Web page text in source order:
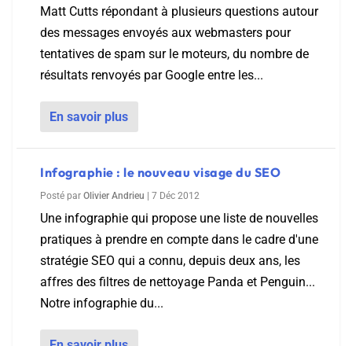
Matt Cutts répondant à plusieurs questions autour
des messages envoyés aux webmasters pour
tentatives de spam sur le moteurs, du nombre de
résultats renvoyés par Google entre les...
En savoir plus
Infographie : le nouveau visage du SEO
Posté par Olivier Andrieu 7 Déc 2012
Une infographie qui propose une liste de nouvelles
pratiques à prendre en compte dans le cadre d'une
stratégie SEO qui a connu, depuis deux ans, les
affres des filtres de nettoyage Panda et Penguin...
Notre infographie du...